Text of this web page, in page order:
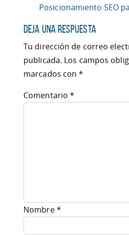
Posicionamiento SEO
Deja una respuesta
Tu dirección de correo
publicada. Los campos
marcados con*
Comentario*
Nombre*